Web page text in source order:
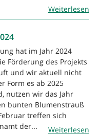
Weiterlesen
hat im Jahr 2024
Förderung des Projekts
und wir aktuell nicht
Form es ab 2025
nutzen wir das Jahr
bunten Blumenstrauß
treffen sich
der...
Weiterlesen